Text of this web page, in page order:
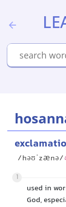
/həʊˈzænə/
1
used in
God,